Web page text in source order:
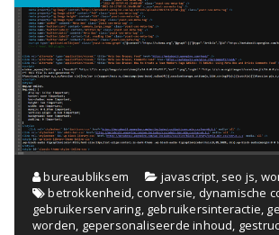
bureaubliksem javascript, seo js,
betrokkenheid,conversie, dynamische
gebruikerservaring, gebruikersinteractie,
worden, gepersonaliseerde inhoud,